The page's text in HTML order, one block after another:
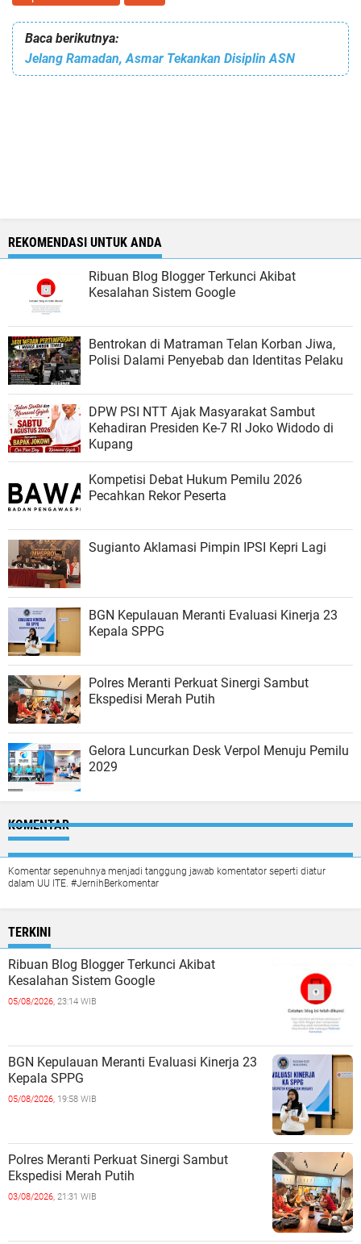
Baca berikutnya:
Jelang Ramadan, Asmar Tekankan Disiplin ASN
REKOMENDASI UNTUK ANDA
Ribuan Blog Blogger Terkunci Akibat
Kesalahan Sistem Google
Bentrokan di Matraman Telan Korban Jiwa,
Polisi Dalami Penyebab dan Identitas Pelaku
DPW PSI NTT Ajak Masyarakat Sambut
Kehadiran Presiden Ke-7 RI Joko Widodo di
Kupang
Kompetisi Debat Hukum Pemilu 2026
Pecahkan Rekor Peserta
Sugianto Aklamasi Pimpin IPSI Kepri Lagi
BGN Kepulauan Meranti Evaluasi Kinerja 23
Kepala SPPG
Polres Meranti Perkuat Sinergi Sambut
Ekspedisi Merah Putih
Gelora Luncurkan Desk Verpol Menuju Pemilu
2029
KOMENTAR
Komentar sepenuhnya menjadi tanggung jawab komentator seperti diatur
dalam UU ITE. #JernihBerkomentar
TERKINI
Ribuan Blog Blogger Terkunci Akibat
Kesalahan Sistem Google
05/08/2026, 23:14 WIB
BGN Kepulauan Meranti Evaluasi Kinerja 23
Kepala SPPG
05/08/2026, 19:58 WIB
Polres Meranti Perkuat Sinergi Sambut
Ekspedisi Merah Putih
03/08/2026, 21:31 WIB